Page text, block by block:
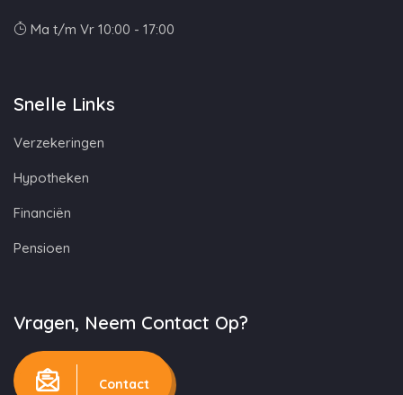
Ma t/m Vr 10:00 - 17:00
Snelle Links
Verzekeringen
Hypotheken
Financiën
Pensioen
Vragen, Neem Contact Op?
Contact